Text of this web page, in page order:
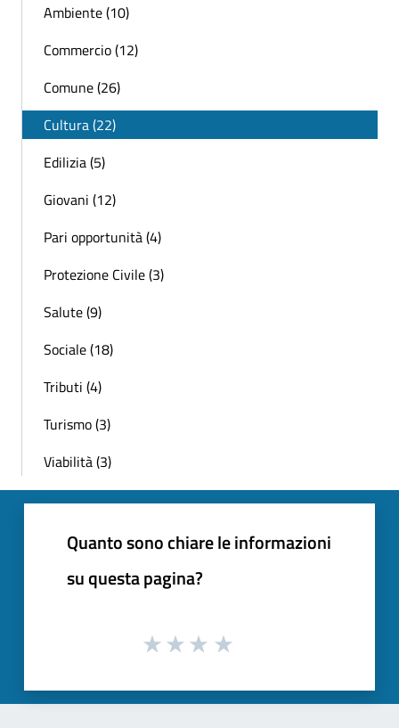
Ambiente (10)
Commercio (12)
Comune (26)
Cultura (22)
Edilizia (5)
Giovani (12)
Pari opportunità (4)
Protezione Civile (3)
Salute (9)
Sociale (18)
Tributi (4)
Turismo (3)
Viabilità (3)
Quanto sono chiare le informazioni
su questa pagina?